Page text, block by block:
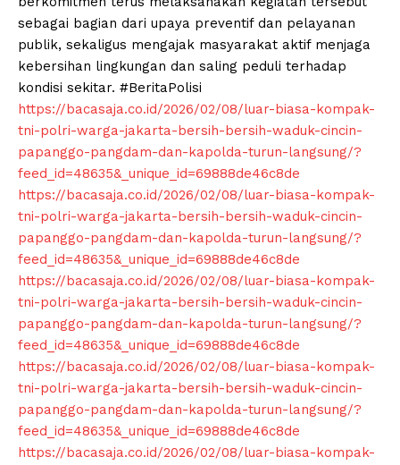
sebagai bagian dari upaya preventif dan pelayanan
publik, sekaligus mengajak masyarakat aktif menjaga
kebersihan lingkungan dan saling peduli terhadap
kondisi sekitar. #BeritaPolisi
https://bacasaja.co.id/2026/02/08/luar-biasa-kompak-
tni-polri-warga-jakarta-bersih-bersih-waduk-cincin-
papanggo-pangdam-dan-kapolda-turun-langsung/?
feed_id=48635&_unique_id=69888de46c8de
https://bacasaja.co.id/2026/02/08/luar-biasa-kompak-
tni-polri-warga-jakarta-bersih-bersih-waduk-cincin-
papanggo-pangdam-dan-kapolda-turun-langsung/?
feed_id=48635&_unique_id=69888de46c8de
https://bacasaja.co.id/2026/02/08/luar-biasa-kompak-
tni-polri-warga-jakarta-bersih-bersih-waduk-cincin-
papanggo-pangdam-dan-kapolda-turun-langsung/?
feed_id=48635&_unique_id=69888de46c8de
https://bacasaja.co.id/2026/02/08/luar-biasa-kompak-
tni-polri-warga-jakarta-bersih-bersih-waduk-cincin-
papanggo-pangdam-dan-kapolda-turun-langsung/?
feed_id=48635&_unique_id=69888de46c8de
https://bacasaja.co.id/2026/02/08/luar-biasa-kompak-